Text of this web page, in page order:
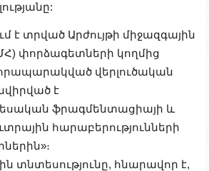
է տրված Արժույթի միջազգային
փորձագետների կողմից
հրապարակված վերլուծական
է
ֆրագմենտացիայի և
հարաբերությունների
տնտեսությունը, հնարավոր է,